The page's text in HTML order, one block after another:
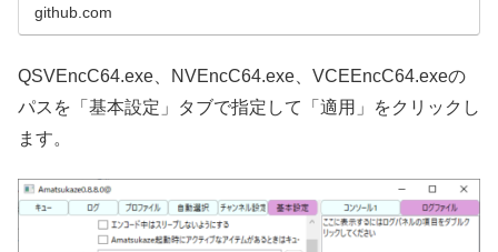
github.com
QSVEncC64.exe、NVEncC64.exe、VCEEncC64.exeの
パスを「基本設定」タブで指定して「適用」をクリックし
ます。